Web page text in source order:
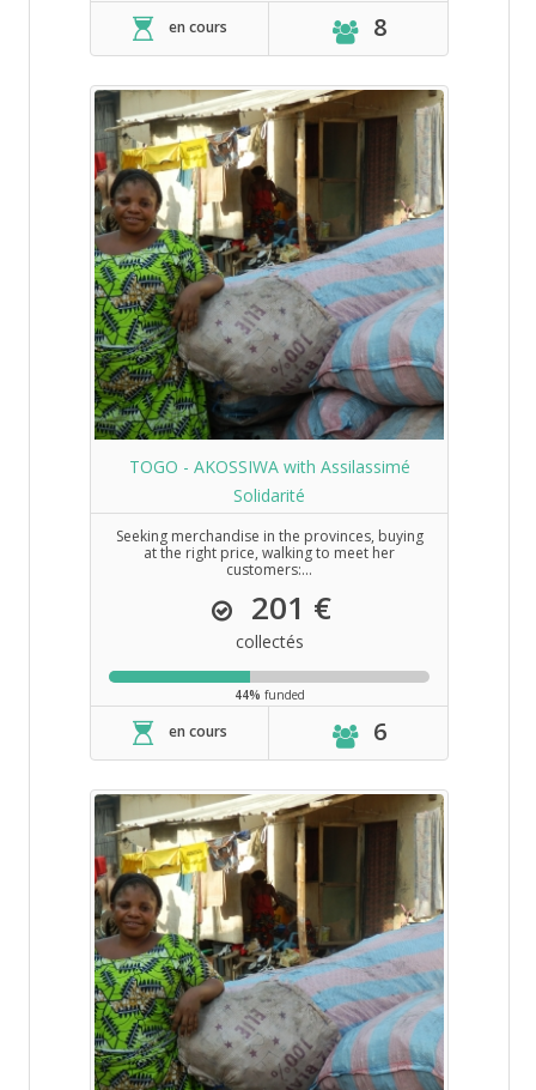
en cours 8
TOGO - AKOSSIWA with Assilassimé
Solidarité
Seeking merchandise in the provinces, buying
at the right price, walking to meet her
customers:...
201 €
collectés
44% funded
en cours 6